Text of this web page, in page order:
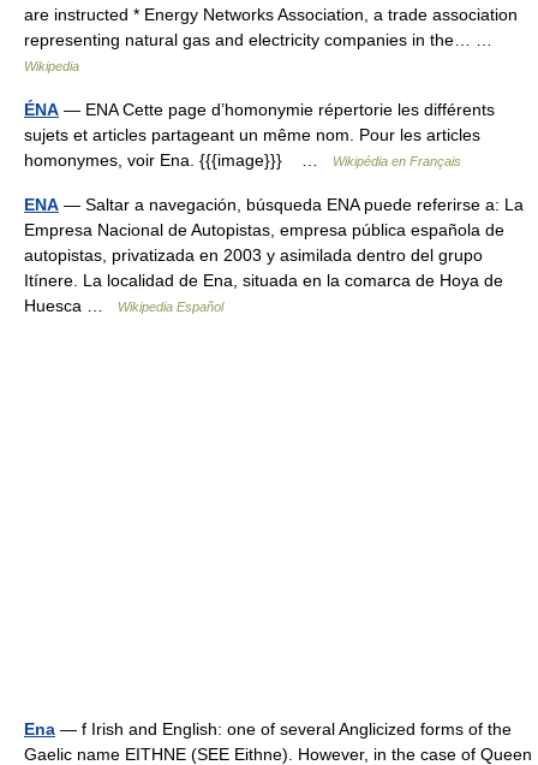
are instructed * Energy Networks Association, a trade association
representing natural gas and electricity companies in the… …
Wikipedia
ÉNA — ENA Cette page d’homonymie répertorie les différents
sujets et articles partageant un même nom. Pour les articles
homonymes, voir Ena. {{{image}}} …
Wikipédia en Français
ENA — Saltar a navegación, búsqueda ENA puede referirse a: La
Empresa Nacional de Autopistas, empresa pública española de
autopistas, privatizada en 2003 y asimilada dentro del grupo
Itínere. La localidad de Ena, situada en la comarca de Hoya de
Huesca …
Wikipedia Español
Ena — f Irish and English: one of several Anglicized forms of the
Gaelic name EITHNE (SEE Eithne). However, in the case of Queen